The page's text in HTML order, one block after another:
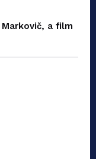
a film